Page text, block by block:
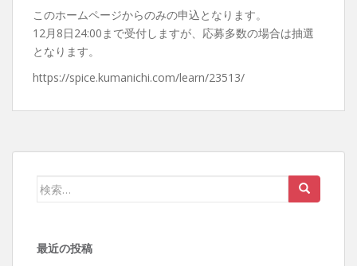
このホームページからのみの申込となります。
12月8日24:00まで受付しますが、応募多数の場合は抽選
となります。
https://spice.kumanichi.com/learn/23513/
検
最近の投稿